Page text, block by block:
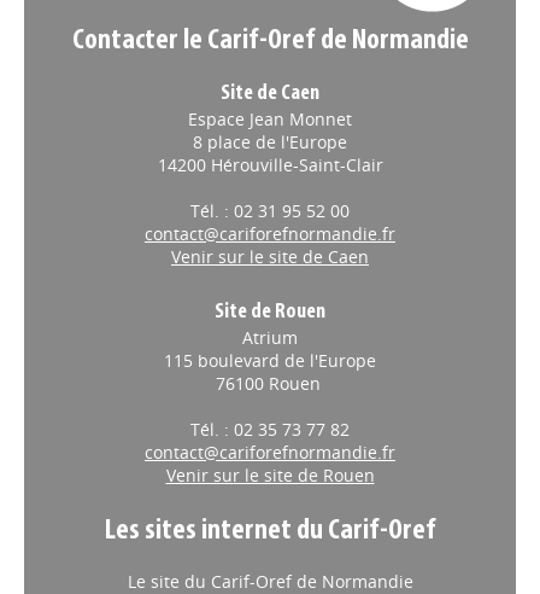
Contacter le Carif-Oref de Normandie
Site de Caen
Espace Jean Monnet
8 place de l'Europe
14200 Hérouville-Saint-Clair
Tél. : 02 31 95 52 00
contact@cariforefnormandie.fr
Venir sur le site de Caen
Site de Rouen
Atrium
115 boulevard de l'Europe
76100 Rouen
Tél. : 02 35 73 77 82
contact@cariforefnormandie.fr
Venir sur le site de Rouen
Les sites internet du Carif-Oref
Le site du Carif-Oref de Normandie